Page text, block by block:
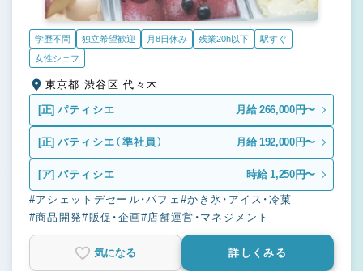
学歴不問 独立希望歓迎 月8日休み 残業20h以下
駅すぐ
女性シェフ
東京都 渋谷区 代々木
[正] パティシエ 月給 266,000円〜
[正] パティシエ（準社員） 月給 192,000円〜
[ア] パティシエ 時給 1,250円〜
#アシェットデセール・パフェ#かき氷・アイス・冷菓
#商品開発#販促・企画#店舗運営・マネジメント
気になる 詳しくみる